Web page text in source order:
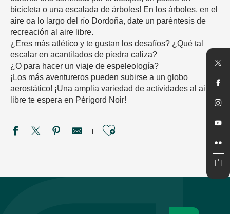
bicicleta o una escalada de árboles! En los árboles, en el
aire oa lo largo del río Dordoña, date un paréntesis de
recreación al aire libre.
¿Eres más atlético y te gustan los desafíos? ¿Qué tal
escalar en acantilados de piedra caliza?
¿O para hacer un viaje de espeleología?
¡Los más aventureros pueden subirse a un globo
aerostático! ¡Una amplia variedad de actividades al aire
libre te espera en Périgord Noir!
Ajouter aux